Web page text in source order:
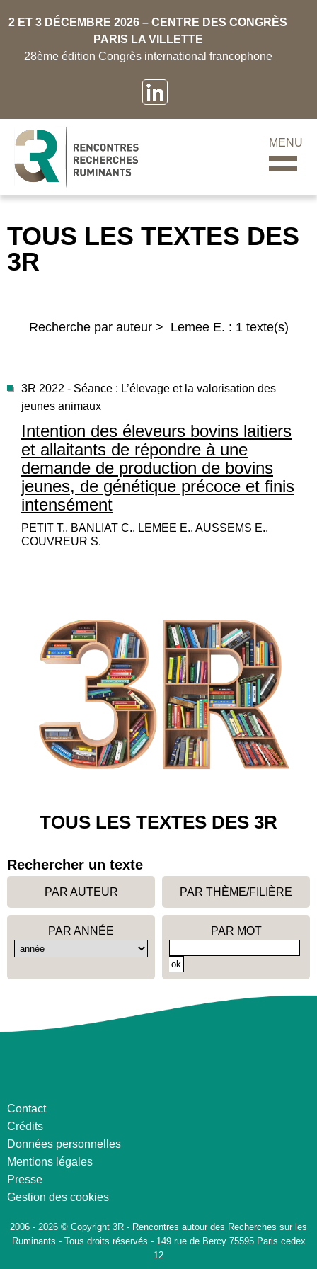
2 ET 3 DÉCEMBRE 2026 – CENTRE DES CONGRÈS
PARIS LA VILLETTE
28ème édition Congrès international francophone
MENU
TOUS LES TEXTES DES
3R
Recherche par auteur > Lemee E. : 1 texte(s)
3R 2022 - Séance : L’élevage et la valorisation des
jeunes animaux
Intention des éleveurs bovins laitiers
et allaitants de répondre à une
demande de production de bovins
jeunes, de génétique précoce et finis
intensément
PETIT T., BANLIAT C., LEMEE E., AUSSEMS E.,
COUVREUR S.
TOUS LES TEXTES DES 3R
Rechercher un texte
PAR AUTEUR PAR THÈME/FILIÈRE
PAR ANNÉE PAR MOT
Contact
Crédits
Données personnelles
Mentions légales
Presse
Gestion des cookies
2006 - 2026 © Copyright 3R - Rencontres autour des Recherches sur les
Ruminants - Tous droits réservés - 149 rue de Bercy 75595 Paris cedex
12